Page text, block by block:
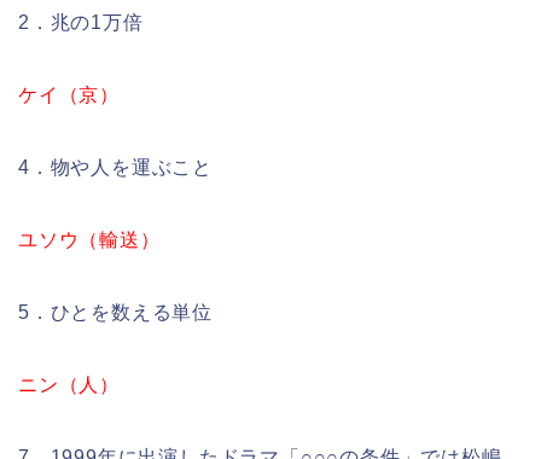
2．兆の1万倍
ケイ（京）
4．物や人を運ぶこと
ユソウ（輸送）
5．ひとを数える単位
ニン（人）